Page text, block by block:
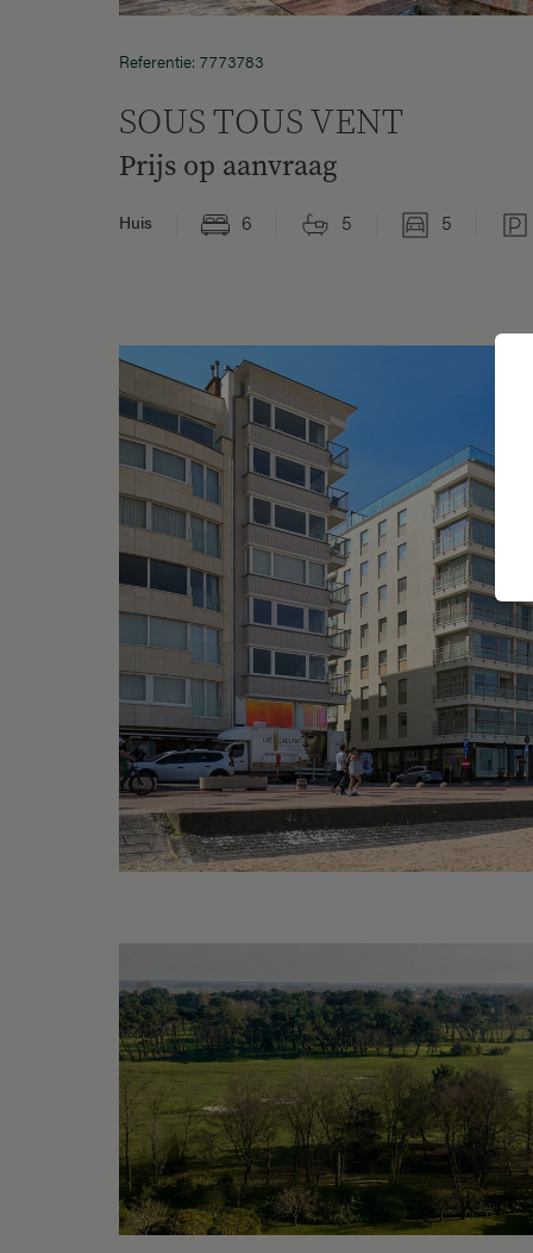
Referentie: 7773783
SOUS TOUS VENT
Prijs op aanvraag
Huis 6 5 5